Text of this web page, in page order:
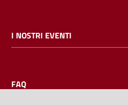
I NOSTRI EVENTI
FAQ